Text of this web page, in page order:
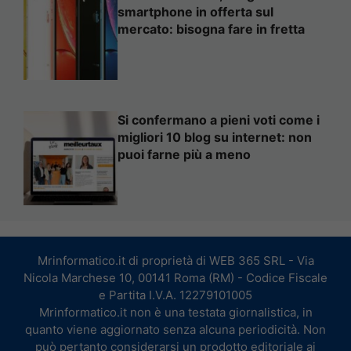
smartphone in offerta sul
mercato: bisogna fare in fretta
Si confermano a pieni voti come i
migliori 10 blog su internet: non
puoi farne più a meno
Mrinformatico.it di proprietà di WEB 365 SRL - Via
Nicola Marchese 10, 00141 Roma (RM) - Codice Fiscale
e Partita I.V.A. 12279101005
Mrinformatico.it non è una testata giornalistica, in
quanto viene aggiornato senza alcuna periodicità. Non
può pertanto considerarsi un prodotto editoriale ai